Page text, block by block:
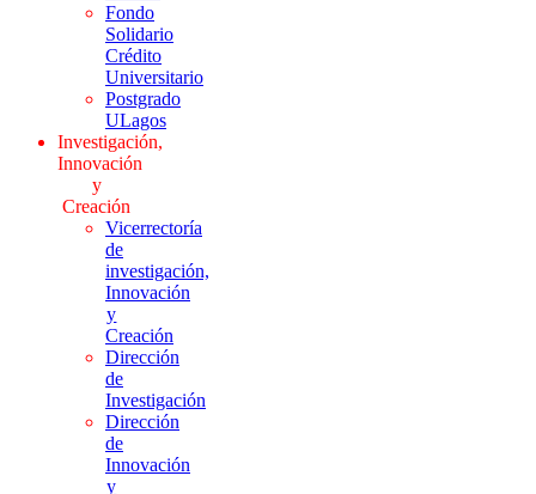
Fondo
Solidario
Crédito
Universitario
Postgrado
ULagos
Investigación,
Innovación
y
Creación
Vicerrectoría
de
investigación,
Innovación
y
Creación
Dirección
de
Investigación
Dirección
de
Innovación
y